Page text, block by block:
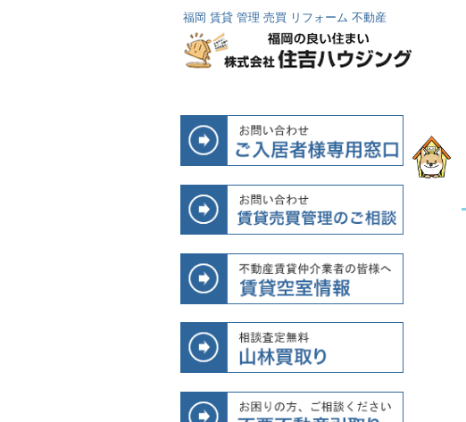
福岡 賃貸 管理 売買 リフォーム 不動産